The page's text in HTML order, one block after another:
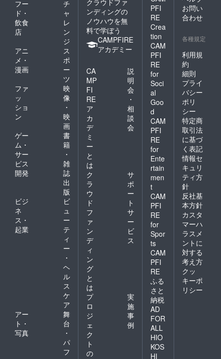
入くだ
さい。
30文字
お願い
いたし
ます。
字は綺
麗な方
ではご
ざいま
せん
が、丁
寧に記
入いた
しま
フー
ド・
飲食
店
チ
ャ
レ
ン
ジ
アニ
メ・
漫画
ス
ポ
ー
ツ
ファ
ッ
ショ
ン
映
像
・
映
画
ゲー
ム・
サー
ビス
開発
書
籍
・
雑
誌
出
版
ビジ
ネ
ス・
起業
ビ
ュ
ー
テ
ィ
ー
・
ヘ
ル
ス
ケ
ア
アー
ト・
写真
舞
台
・
パ
フ
ンディングの
ノウハウを無
料で学ぼう
CAMPFIRE
アカデミー
CA
MP
FI
RE
ア
カ
デ
ミ
ー
と
は
説
明
会
・
相
談
会
ク
ラ
ウ
ド
フ
ァ
ン
デ
ィ
ン
グ
と
は
サ
ポ
ー
ト
サ
ー
ビ
ス
プ
ロ
ジ
ェ
ク
ト
の
実
施
事
例
PFI
RE
Crea
tion
CAM
PFI
RE
for
Soci
al
Goo
d
CAM
PFI
RE
for
Ente
rtain
men
t
CAM
PFI
RE
for
Spor
ts
CAM
PFI
RE
ふる
さと
納税
AD
FOR
ALL
HIO
KOS
HI
お問い
合わせ
各種規定
利用規
約
細則
プライ
バシー
ポリ
シー
特定商
取引法
に基づ
く表記
情報セ
キュリ
ティ方
針
反社基
本方針
カスタ
マーハ
ラスメ
ントに
対する
考え方
クッ
キーポ
リシー